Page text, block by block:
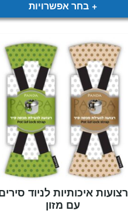
בחר אפשרויות
רצועות איכותיות לניוד
עם מזון